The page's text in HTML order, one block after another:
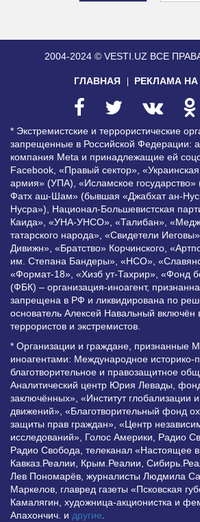
2004-2024 © VESTI.UZ ВСЕ
ГЛАВНАЯ РЕКЛАМА НА
* Экстремистские и террористические
запрещенные в Российской Федерации:
компания Meta и принадлежащие ей
Facebook, «Правый сектор», «Украинская
армия» (УПА), «Исламское
Фатх аш-Шам» (бывшая «Джабхат ан-
Нусра»), Национал-Большевистская
Каида», «УНА-УНСО», «Талибан»,
татарского народа», «Свидетели
Дивижн», «Братство» Корчинского,
им. Степана Бандеры», «НСО»,
«Формат-18», «Хизб ут-Тахрир», «Фонд
(ФБК) – организация-иноагент,
запрещена в РФ и ликвидирована по
основатель Алексей Навальный включён
террористов и экстремистов.
* Организации и граждане, признанные
иноагентами: Международное историко-
благотворительное и правозащитное
Аналитический центр Юрия Левады,
заключённых», «Институт глобализации
движений», «Благотворительный фонд
защиты прав граждан», «Центр
исследований», Голос Америки, Радио
Радио Свобода, телеканал «Настоящее
Кавказ.Реалии, Крым.Реалии,
Лев Пономарёв, журналисты Людмила
Маркелов, главред газеты «Псковская
Камалягин, художница-акционистка и
Апахончич. и другие